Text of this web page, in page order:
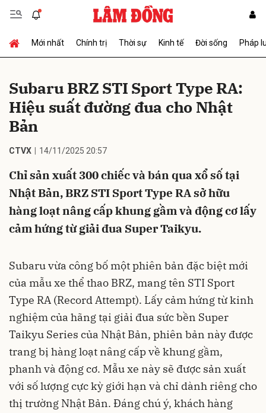
Mới nhất Chính trị Thời sự Kinh tế Đời sống Pháp
Subaru BRZ STI Sport Type RA:
Hiệu suất đường đua cho Nhật
Bản
CTVX 14/11/2025 20:57
Chỉ sản xuất 300 chiếc và bán qua xổ số tại
Nhật Bản, BRZ STI Sport Type RA sở hữu
hàng loạt nâng cấp khung gầm và động cơ lấy
cảm hứng từ giải đua Super Taikyu.
Subaru vừa công bố một phiên bản đặc biệt mới
của mẫu xe thể thao BRZ, mang tên STI Sport
Type RA (Record Attempt). Lấy cảm hứng từ kinh
nghiệm của hãng tại giải đua sức bền Super
Taikyu Series của Nhật Bản, phiên bản này được
trang bị hàng loạt nâng cấp về khung gầm,
phanh và động cơ. Mẫu xe này sẽ được sản xuất
với số lượng cực kỳ giới hạn và chỉ dành riêng cho
thị trường Nhật Bản. Đáng chú ý, khách hàng
Gửi bình luận
Hủy Gửi